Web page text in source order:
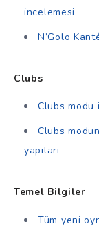
incelemesi
N’Golo
Clubs
Clubs
Clubs
yapıları
Temel Bilgiler
Tüm yeni